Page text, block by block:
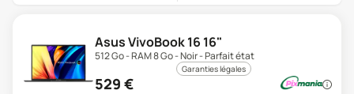
Asus VivoBook 16 16"
512 Go - RAM 8 Go - Noir - Parfait état
Garanties légales
529 €